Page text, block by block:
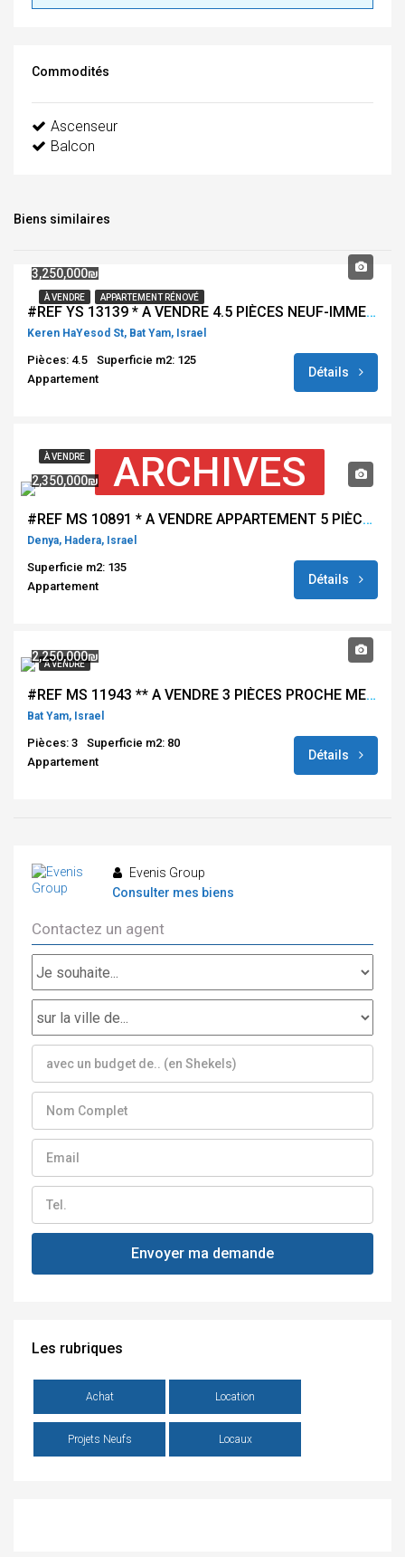
Commodités
Ascenseur
Balcon
Biens similaires
À VENDRE APPARTEMENT RÉNOVÉ
3,250,000₪
#REF YS 13139 * A VENDRE 4.5 PIÈCES NEUF-IMMEUBLE RÉCENT – RUE KEREN HAYESOD – BAT YAM *
Keren HaYesod St, Bat Yam, Israel
Pièces: 4.5
Superficie m2: 125
Appartement
Détails
À VENDRE ARCHIVES
2,350,000₪
#REF MS 10891 * A VENDRE APPARTEMENT 5 PIÈCES A HADERA*
Denya, Hadera, Israel
Superficie m2: 135
Appartement
Détails
À VENDRE
2,250,000₪
#REF MS 11943 ** A VENDRE 3 PIÈCES PROCHE MER– BAT YAM **
Bat Yam, Israel
Pièces: 3
Superficie m2: 80
Appartement
Détails
Evenis Group
Consulter mes biens
Contactez un agent
Les rubriques
Achat Location
Projets Neufs Locaux